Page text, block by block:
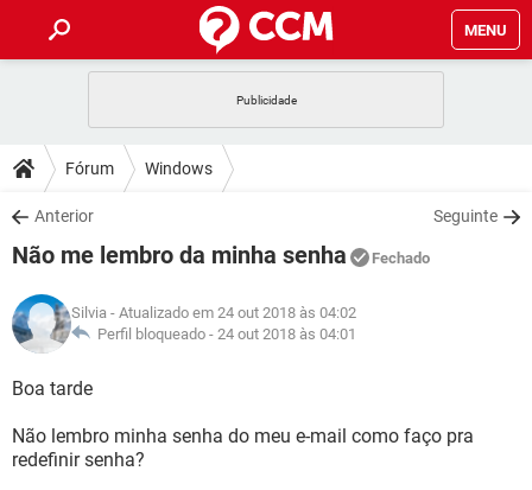
MENU
CELULAR
OUTLOOK
INSTAGRAM GMAIL
GUIA DE COMPRAS
DICAS
JOGOS
INSTAGRAM GMAIL
GUIA DE COMPRAS
DOWNLOADS
JOGOS WHATSAPP
CELULAR
OUTLOOK EXCEL
INSTAGRAM
JOGOS WHATSAPP
CELULAR
OUTLOOK
INSTAGRAM GMAIL
GLOSSÁRIO
OUTLOOK
Fórum Windows
Anterior Seguinte
Não me lembro da minha senha Fechado
Silvia - Atualizado em 24 out 2018 às 04:02
Perfil bloqueado - 24 out 2018 às 04:01
Boa tarde
Não lembro minha senha do meu e-mail como faço pra
redefinir senha?